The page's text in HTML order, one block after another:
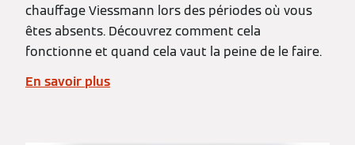
chauffage Viessmann lors des périodes où vous
êtes absents. Découvrez comment cela
fonctionne et quand cela vaut la peine de le faire.
En savoir plus